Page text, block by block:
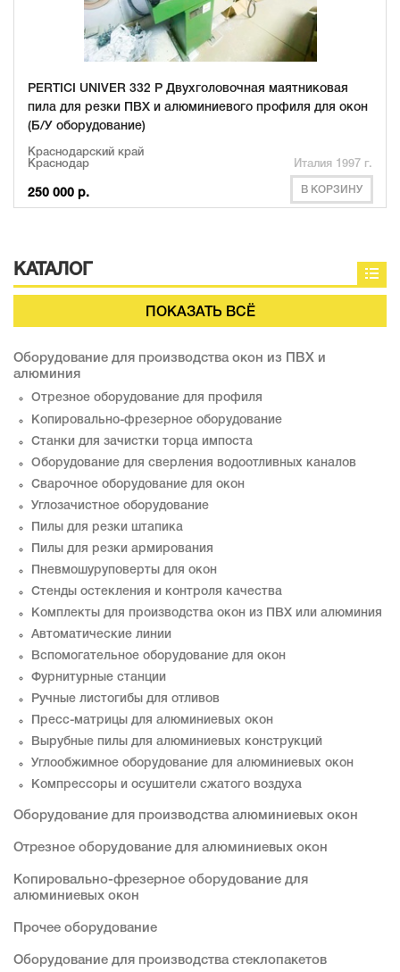
PERTICI UNIVER 332 P Двухголовочная маятниковая
пила для резки ПВХ и алюминиевого профиля для окон
(Б/У оборудование)
Краснодарский край
Краснодар
Италия 1997 г.
250 000 р. В КОРЗИНУ
КАТАЛОГ
ПОКАЗАТЬ ВСЁ
Оборудование для производства окон из ПВХ и
алюминия
Отрезное оборудование для профиля
Копировально-фрезерное оборудование
Станки для зачистки торца импоста
Оборудование для сверления водоотливных каналов
Сварочное оборудование для окон
Углозачистное оборудование
Пилы для резки штапика
Пилы для резки армирования
Пневмошуруповерты для окон
Стенды остекления и контроля качества
Комплекты для производства окон из ПВХ или алюминия
Автоматические линии
Вспомогательное оборудование для окон
Фурнитурные станции
Ручные листогибы для отливов
Пресс-матрицы для алюминиевых окон
Вырубные пилы для алюминиевых конструкций
Углообжимное оборудование для алюминиевых окон
Компрессоры и осушители сжатого воздуха
Оборудование для производства алюминиевых окон
Отрезное оборудование для алюминиевых окон
Копировально-фрезерное оборудование для
алюминиевых окон
Прочее оборудование
Оборудование для производства стеклопакетов